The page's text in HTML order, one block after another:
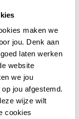
maken we
jou. Denk aan
laten werken
website
we jou
jou afgestemd.
wijze wilt
cookies